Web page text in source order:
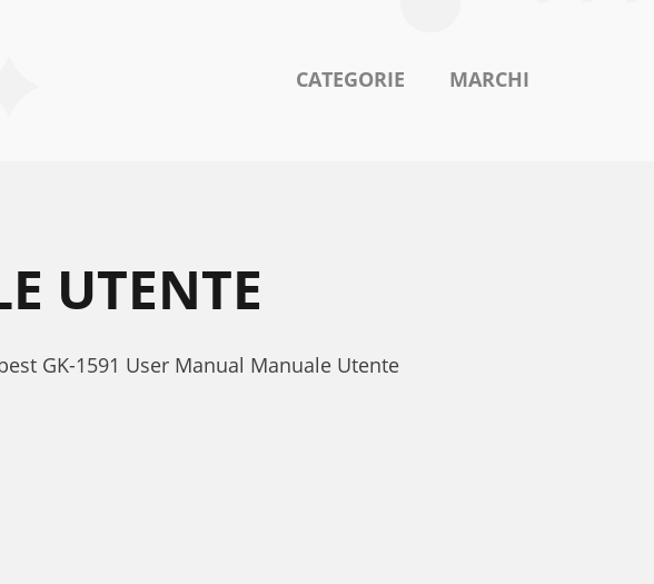
CATEGORIE MARCHI
UTENTE
GK-1591 User Manual Manuale Utente